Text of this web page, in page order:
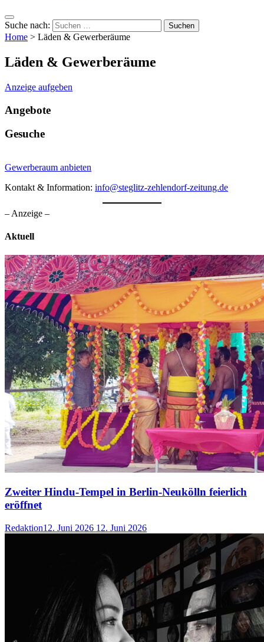
Suche nach:
Home > Läden & Gewerberäume
Läden & Gewerberäume
Anzeige aufgeben
Angebote
Gesuche
Gewerberaum anbieten
Kontakt & Information: info@steglitz-zehlendorf-zeitung.de
– Anzeige –
Aktuell
Zweiter Hindu-Tempel in Berlin-Neukölln feierlich
eröffnet
Redaktion12. Juni 2026 12. Juni 2026